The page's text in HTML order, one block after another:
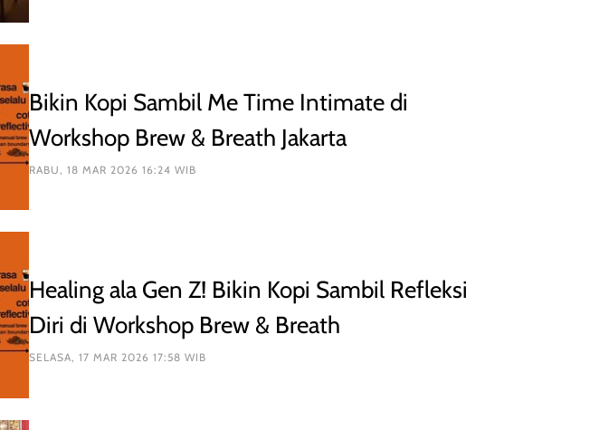
Bikin Kopi Sambil Me Time Intimate di
Workshop Brew & Breath Jakarta
RABU, 18 MAR 2026 16:24 WIB
Healing ala Gen Z! Bikin Kopi Sambil Refleksi
Diri di Workshop Brew & Breath
SELASA, 17 MAR 2026 17:58 WIB